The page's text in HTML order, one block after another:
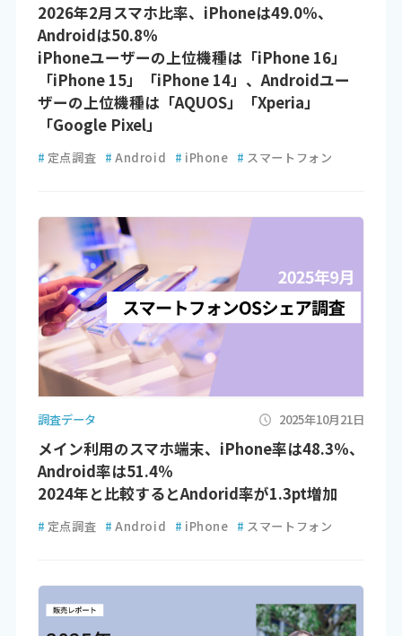
2026年2月スマホ比率、iPhoneは49.0％、
Androidは50.8％
iPhoneユーザーの上位機種は「iPhone 16」
「iPhone 15」「iPhone 14」、Androidユー
ザーの上位機種は「AQUOS」「Xperia」
「Google Pixel」
# 定点調査 # Android # iPhone # スマートフォン
調査データ 2025年10月21日
メイン利用のスマホ端末、iPhone率は48.3％、
Android率は51.4％
2024年と比較するとAndorid率が1.3pt増加
# 定点調査 # Android # iPhone # スマートフォン